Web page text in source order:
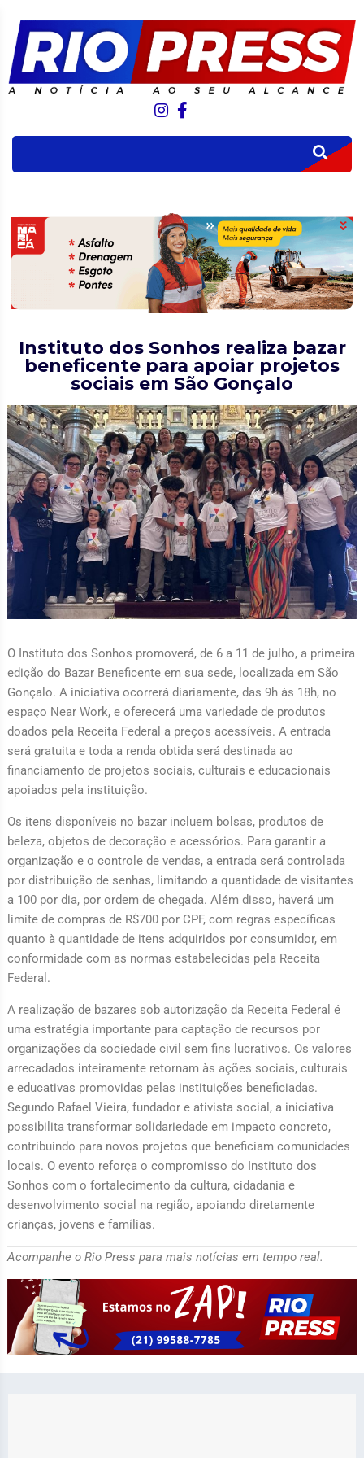
Instituto dos Sonhos realiza bazar
beneficente para apoiar projetos
sociais em São Gonçalo
O Instituto dos Sonhos promoverá, de 6 a 11 de julho, a primeira
edição do Bazar Beneficente em sua sede, localizada em São
Gonçalo. A iniciativa ocorrerá diariamente, das 9h às 18h, no
espaço Near Work, e oferecerá uma variedade de produtos
doados pela Receita Federal a preços acessíveis. A entrada
será gratuita e toda a renda obtida será destinada ao
financiamento de projetos sociais, culturais e educacionais
apoiados pela instituição.
Os itens disponíveis no bazar incluem bolsas, produtos de
beleza, objetos de decoração e acessórios. Para garantir a
organização e o controle de vendas, a entrada será controlada
por distribuição de senhas, limitando a quantidade de visitantes
a 100 por dia, por ordem de chegada. Além disso, haverá um
limite de compras de R$700 por CPF, com regras específicas
quanto à quantidade de itens adquiridos por consumidor, em
conformidade com as normas estabelecidas pela Receita
Federal.
A realização de bazares sob autorização da Receita Federal é
uma estratégia importante para captação de recursos por
organizações da sociedade civil sem fins lucrativos. Os valores
arrecadados inteiramente retornam às ações sociais, culturais
e educativas promovidas pelas instituições beneficiadas.
Segundo Rafael Vieira, fundador e ativista social, a iniciativa
possibilita transformar solidariedade em impacto concreto,
contribuindo para novos projetos que beneficiam comunidades
locais. O evento reforça o compromisso do Instituto dos
Sonhos com o fortalecimento da cultura, cidadania e
desenvolvimento social na região, apoiando diretamente
crianças, jovens e famílias.
Acompanhe o Rio Press para mais notícias em tempo real.